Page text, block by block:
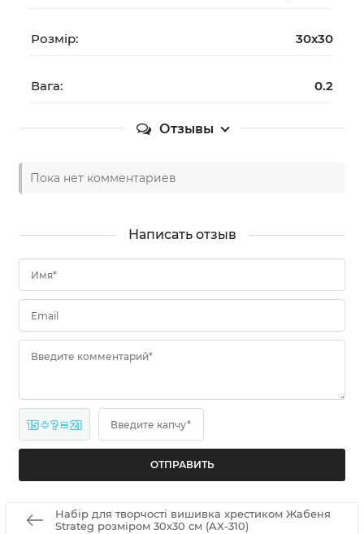
Розмір: 30х30
Вага: 0.2
Отзывы
Пока нет комментариев
Написать отзыв
Имя*
Email
Введите комментарий*
15 + ? = 21 Введите капчу*
Набір для творчості вишивка хрестиком Жабеня
Strateg розміром 30х30 см (AX-310)